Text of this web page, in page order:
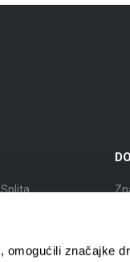
omogućili značajke